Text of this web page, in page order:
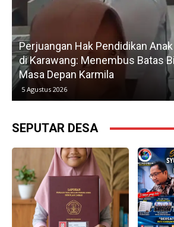
Perjuangan Hak Pendidikan
di Karawang: Menembus Batas
Masa Depan Karmila
5 Agustus 2026
SEPUTAR DESA